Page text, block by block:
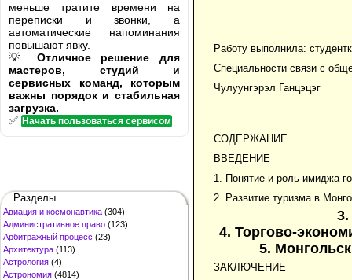
меньше тратите времени на
переписки и звонки, а
автоматические напоминания
повышают явку.
💡 Отличное решение для
мастеров, студий и
сервисных команд, которым
важны порядок и стабильная
загрузка.
✅ Начать пользоваться сервисом
Разделы
Авиация и космонавтика (304)
Административное право (123)
Арбитражный процесс (23)
Архитектура (113)
Астрология (4)
Астрономия (4814)
Работу выполнила:
Специальности связи с
Чулуунгэрэл Ганцэцэг
СОДЕРЖАНИЕ
ВВЕДЕНИЕ
1. Понятие и роль имиджа
2. Развитие туризма в
4. Торгово-
5.
ЗАКЛЮЧЕНИЕ